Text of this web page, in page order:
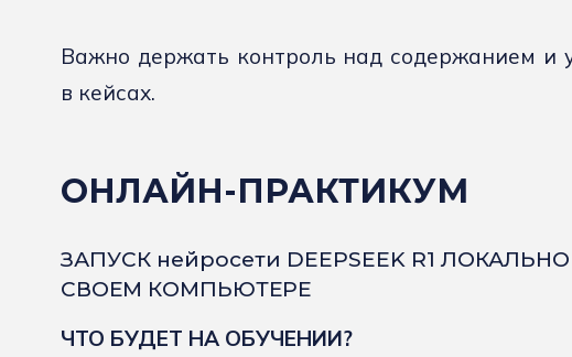
Важно держать контроль над содержанием и
в кейсах.
ОНЛАЙН-ПРАКТИКУМ
ЗАПУСК нейросети DEEPSEEK R1
СВОЕМ КОМПЬЮТЕРЕ
ЧТО БУДЕТ НА ОБУЧЕНИИ?